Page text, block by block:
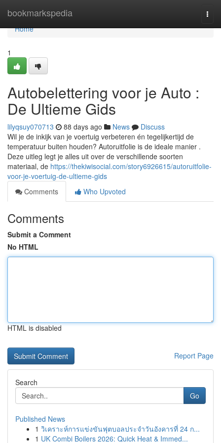
bookmarkspedia
Home
Home
1
Autobelettering voor je Auto :
De Ultieme Gids
lilyqsuy070713 88 days ago News
Discuss
Wil je de inkijk van je voertuig verbeteren én tegelijkertijd de
temperatuur buiten houden? Autoruitfolie is de ideale manier .
Deze uitleg legt je alles uit over de verschillende soorten
materiaal, de https://thekiwisocial.com/story6926615/autoruitfolie-
voor-je-voertuig-de-ultieme-gids
Comments
Who Upvoted
Comments
Submit a Comment
No HTML
HTML is disabled
Report Page
Search
Go
Published News
1 วิเคราะห์การแข่งขันฟุตบอลประจำวันอังคารที่ 24 ก...
1 UK Combi Boilers 2026: Quick Heat & Immed...